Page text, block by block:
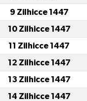
9 Zilhicce 1447
10 Zilhicce 1447
11 Zilhicce 1447
12 Zilhicce 1447
13 Zilhicce 1447
14 Zilhicce 1447